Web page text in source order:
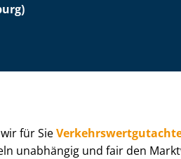
für Sie
unabhängig und fair den